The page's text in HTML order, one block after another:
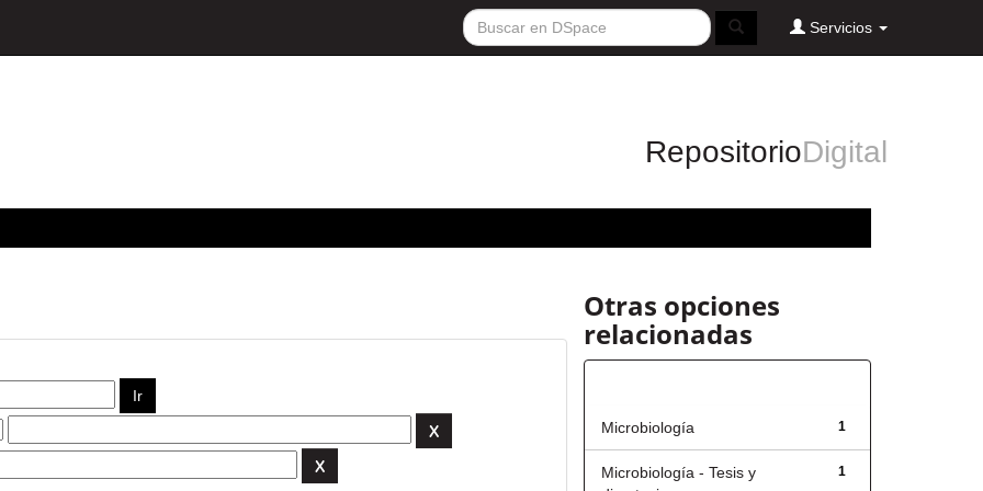
Servicios
RepositorioDigital
Otras opciones
relacionadas
1
Microbiología
1
Microbiología - Tesis y